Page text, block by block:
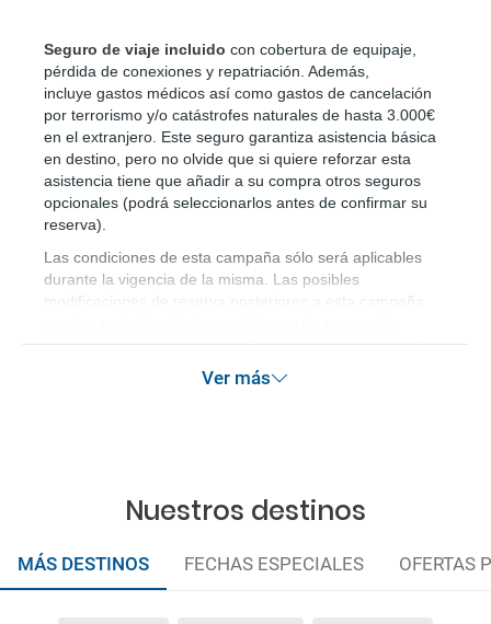
Seguro de viaje incluido con cobertura de equipaje,
pérdida de conexiones y repatriación. Además,
incluye gastos médicos así como gastos de cancelación
por terrorismo y/o catástrofes naturales de hasta 3.000€
en el extranjero. Este seguro garantiza asistencia básica
en destino, pero no olvide que si quiere reforzar esta
asistencia tiene que añadir a su compra otros seguros
opcionales (podrá seleccionarlos antes de confirmar su
reserva)
Las condiciones de esta campaña sólo será aplicables
durante la vigencia de la misma. Las posibles
modificaciones de reserva posteriores a esta campaña
Ver más
Nuestros destinos
MÁS DESTINOS FECHAS ESPECIALES OFERTAS